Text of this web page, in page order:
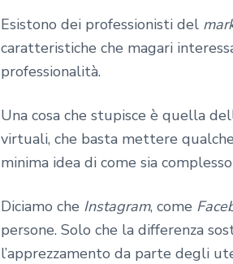
Esistono dei professionisti del
caratteristiche che magari
professionalità.
Una cosa che stupisce è quella
virtuali, che basta mettere
minima idea di come sia
Diciamo che Instagram, come
persone. Solo che la differenza
l’apprezzamento da parte degli